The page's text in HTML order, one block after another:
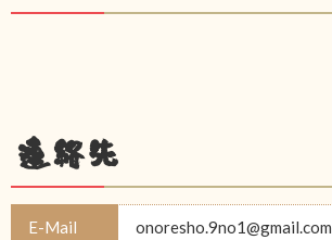
連絡先
E-Mail onoresho.9no1@gmail.com